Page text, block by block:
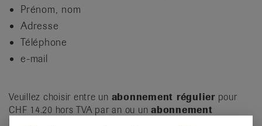
Prénom, nom
Adresse
Téléphone
e-mail
Veuillez choisir entre un abonnement régulierpour
CHF 14.20 hors TVA par an ou un abonnement